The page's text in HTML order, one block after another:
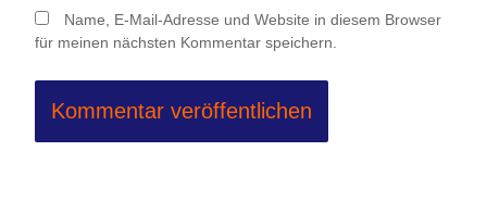
Name, E-Mail-Adresse und Website in diesem Browser
für meinen nächsten Kommentar speichern.